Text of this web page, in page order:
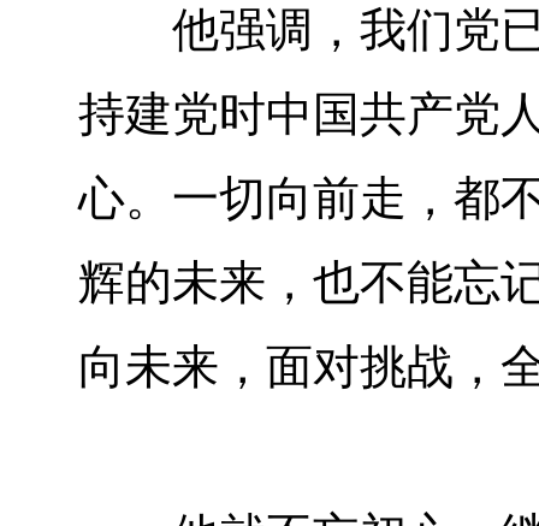
他强调，我们党已
持建党时中国共产党
心。一切向前走，都
辉的未来，也不能忘
向未来，面对挑战，